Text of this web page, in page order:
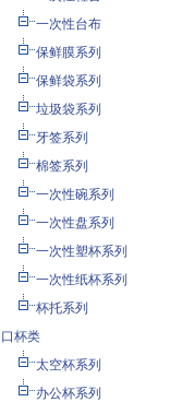
一次性台布
保鲜膜系列
保鲜袋系列
垃圾袋系列
牙签系列
棉签系列
一次性碗系列
一次性盘系列
一次性塑杯系列
一次性纸杯系列
杯托系列
口杯类
太空杯系列
办公杯系列